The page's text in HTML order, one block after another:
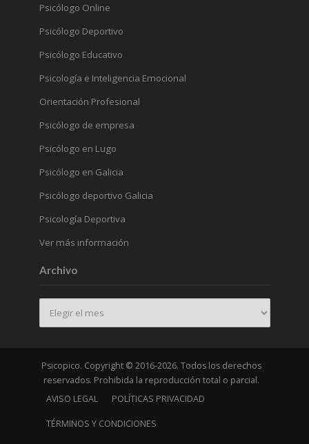
Psicólogo Online
Psicólogo Deportivo
Psicólogo Educativo
Psicología e Inteligencia Emocional
Orientación Profesional
Psicólogo de empresa
Psicólogo en Lugo
Psicólogo en Galicia
Psicólogo deportivo Galicia
Psicología Deportiva
Ver más información
Archivo
Archivo
Psicopico. Copyright © 2016-2026. Todos los derechos
reservados. Prohibida la reproducción total o parcial.
AVISO LEGAL
POLÍTICAS PRIVACIDAD
TÉRMINOS Y CONDICIONES